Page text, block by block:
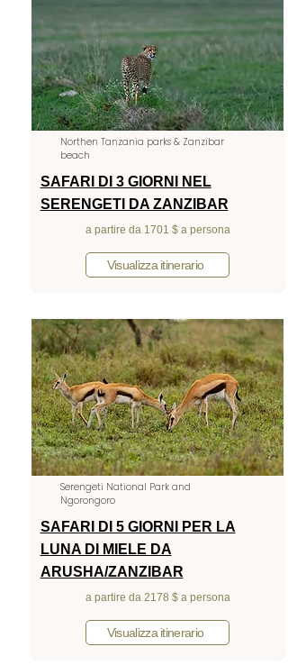
Northen Tanzania parks & Zanzibar
beach
SAFARI DI 3 GIORNI NEL
SERENGETI DA ZANZIBAR
a partire da 1701 $ a persona
Visualizza itinerario
Serengeti National Park and
Ngorongoro
SAFARI DI 5 GIORNI PER LA
LUNA DI MIELE DA
ARUSHA/ZANZIBAR
a partire da 2178 $ a persona
Visualizza itinerario